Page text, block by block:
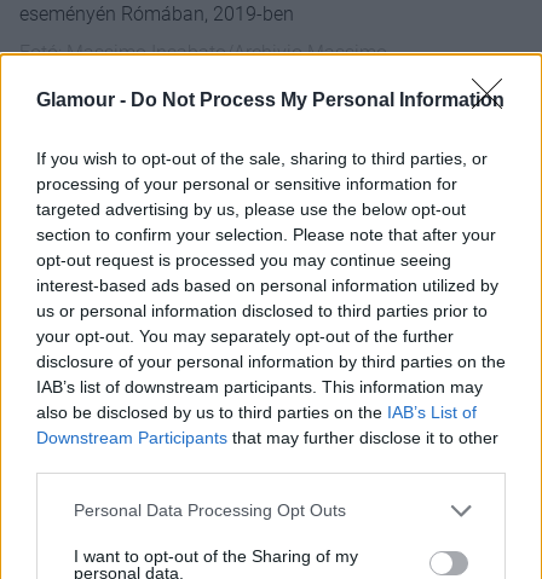
Glamour - Do Not Process My Personal Information
If you wish to opt-out of the sale, sharing to third parties, or
processing of your personal or sensitive information for
targeted advertising by us, please use the below opt-out
section to confirm your selection. Please note that after your
opt-out request is processed you may continue seeing
interest-based ads based on personal information utilized by
us or personal information disclosed to third parties prior to
your opt-out. You may separately opt-out of the further
disclosure of your personal information by third parties on the
IAB’s list of downstream participants. This information may
also be disclosed by us to third parties on the IAB’s List of
Downstream Participants that may further disclose it to other
Please note that this website/app uses one or more Google
not limited to your visit or usage behaviour. You may click to
Personal Data Processing Opt Outs
I want to opt-out of the Sharing of my
personal data.
eseményén Rómában, 2019-ben
Fotó:Massimo Insabato/Archivio Massimo
Angelinának nagyon jól állnak a meleg tónusok,
amivel úgy látszik, ő is tisztában van: néhányszor
bevállalta a finom világosításokat, ami a laikus
szemek számára aligha volt feltűnő. A mostani
váltásra nem is időzíthetett volna jobban, ugyanis a
finom szőke tincsek tökéletesen passzolnak a nyár
hangulatához.